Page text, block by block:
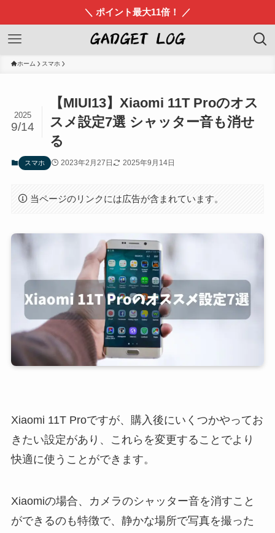
＼ ポイント最大11倍！ ／
ホーム スマホ
【MIUI13】Xiaomi 11T Proのオス
スメ設定7選 シャッター音も消せ
る
2025
9/14
スマホ 2023年2月27日 2025年9月14日
当ページのリンクには広告が含まれています。
Xiaomi 11T Proですが、購入後にいくつかやってお
きたい設定があり、これらを変更することでより
快適に使うことができます。
Xiaomiの場合、カメラのシャッター音を消すこと
ができるのも特徴で、静かな場所で写真を撮った